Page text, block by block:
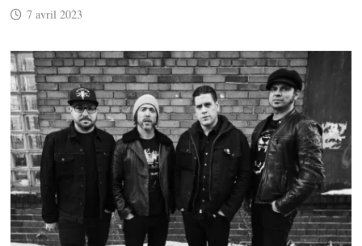
7 avril 2023